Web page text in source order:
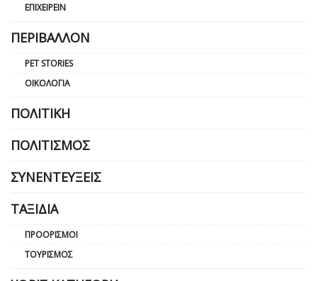
ΕΠΙΧΕΙΡΕΊΝ
ΠΕΡΙΒΆΛΛΟΝ
PET STORIES
ΟΙΚΟΛΟΓΊΑ
ΠΟΛΙΤΙΚΉ
ΠΟΛΙΤΙΣΜΌΣ
ΣΥΝΕΝΤΕΎΞΕΙΣ
ΤΑΞΊΔΙΑ
ΠΡΟΟΡΙΣΜΟΊ
ΤΟΥΡΙΣΜΌΣ